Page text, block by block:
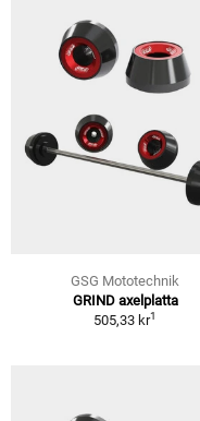
GSG Mototechnik
GRIND axelplatta
505,33 kr1